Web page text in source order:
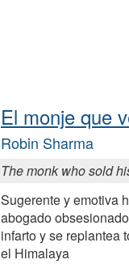
El monje que
Robin Sharma
The monk who sold
Sugerente y emotiva
abogado
infarto y se replantea
el Himalaya